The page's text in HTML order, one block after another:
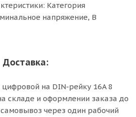
Категория
напряжение, В
Доставка:
на DIN-рейку 16A 8
складе и оформлении заказа до
через один рабочий